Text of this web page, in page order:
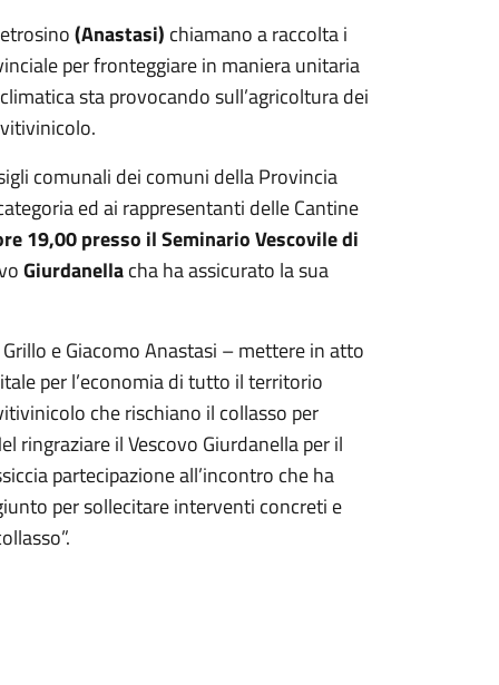
(Anastasi) chiamano a raccolta i
per fronteggiare in maniera unitaria
sta provocando sull’agricoltura dei
comunali dei comuni della Provincia
ed ai rappresentanti delle Cantine
19,00 presso il Seminario Vescovile di
Giurdanellacha ha assicurato la sua
e Giacomo Anastasi – mettere in atto
per l’economia di tutto il territorio
che rischiano il collasso per
ringraziare il Vescovo Giurdanella per il
partecipazione all’incontro che ha
per sollecitare interventi concreti e